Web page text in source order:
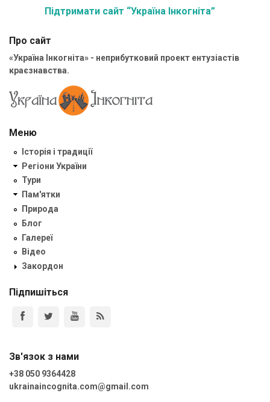
Підтримати сайт “Україна Інкогніта”
Про сайт
«Україна Інкогніта» - неприбутковий проект ентузіастів
краєзнавства.
Меню
Історія і традиції
Регіони України
Тури
Пам'ятки
Природа
Блог
Галереї
Відео
Закордон
Підпишіться
Зв'язок з нами
+38 050 9364428
ukrainaincognita.com@gmail.com